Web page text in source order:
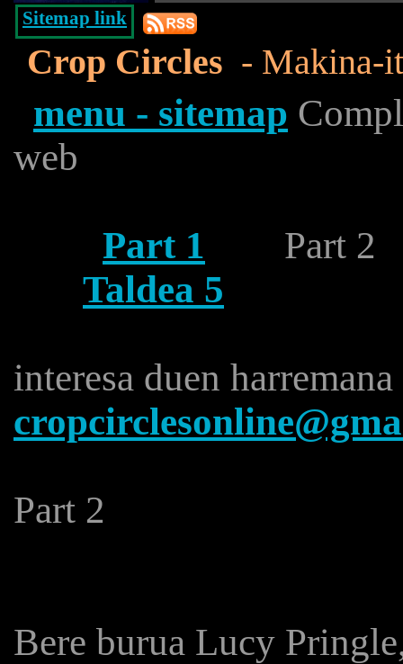
Sitemap link
Crop Circles - Makina-
menu - sitemap
web
Part 1 Part
Taldea 5
interesa duen harremana
Part 2
Bere burua Lucy